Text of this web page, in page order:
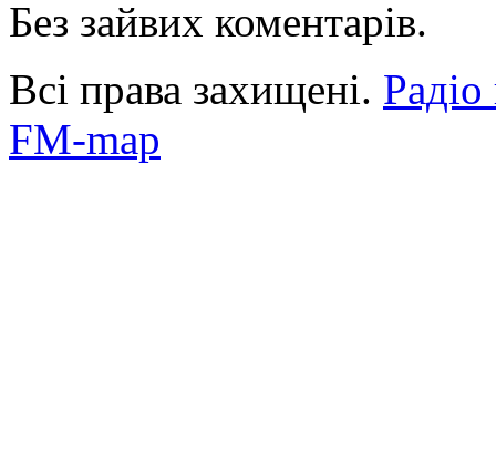
Без зайвих коментарів.
Всі права захищені.
FM-map